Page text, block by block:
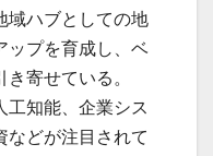
域ハブとしての地
ップを育成し、ベ
寄せている。
工知能、企業シス
などが注目されて